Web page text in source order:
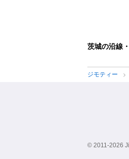
茨城の沿線
ジモティー
© 2011-2026